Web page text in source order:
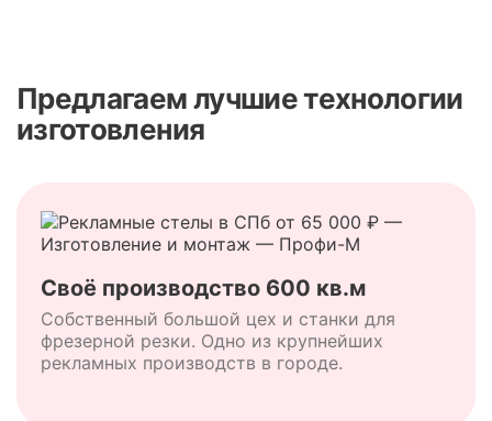
Предлагаем лучшие технологии
изготовления
Своё производство 600 кв.м
Собственный большой цех и станки для
фрезерной резки. Одно из крупнейших
рекламных производств в городе.